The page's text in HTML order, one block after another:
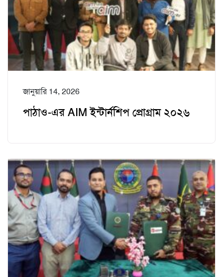
জানুয়ারি 14, 2026
পাঠাও-এর AIM ইন্টার্নশিপ প্রোগ্রাম ২০২৬